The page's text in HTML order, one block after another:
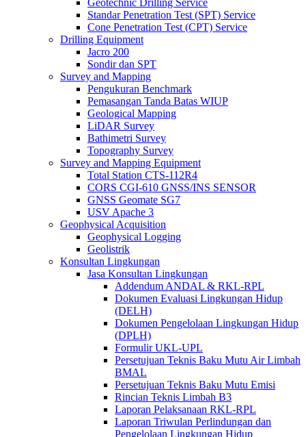
Geotechnic Drilling Service
Standar Penetration Test (SPT) Service
Cone Penetration Test (CPT) Service
Drilling Equipment
Jacro 200
Sondir dan SPT
Survey and Mapping
Pengukuran Benchmark
Pemasangan Tanda Batas WIUP
Geological Mapping
LiDAR Survey
Bathimetri Survey
Topography Survey
Survey and Mapping Equipment
Total Station CTS-112R4
CORS CGI-610 GNSS/INS SENSOR
GNSS Geomate SG7
USV Apache 3
Geophysical Acquisition
Geophysical Logging
Geolistrik
Konsultan Lingkungan
Jasa Konsultan Lingkungan
Addendum ANDAL & RKL-RPL
Dokumen Evaluasi Lingkungan Hidup
(DELH)
Dokumen Pengelolaan Lingkungan Hidup
(DPLH)
Formulir UKL-UPL
Persetujuan Teknis Baku Mutu Air Limbah
BMAL
Persetujuan Teknis Baku Mutu Emisi
Rincian Teknis Limbah B3
Laporan Pelaksanaan RKL-RPL
Laporan Triwulan Perlindungan dan
Pengelolaan Lingkungan Hidup